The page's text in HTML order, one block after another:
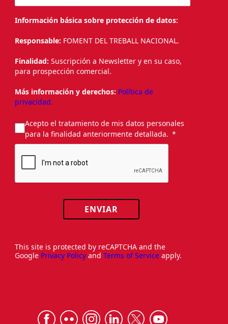
Información básica sobre protección de datos:
Responsable: FOMENT DEL TREBALL NACIONAL.
Finalidad: Suscripción a Newsletter y en su caso,
para prospección comercial.
Más información y derechos: Política de
privacidad.
Acepto el tratamiento de mis datos personales
para la finalidad anteriormente detallada.
ENVIAR
This site is protected by reCAPTCHA and the
Google Privacy Policy and Terms of Service apply.